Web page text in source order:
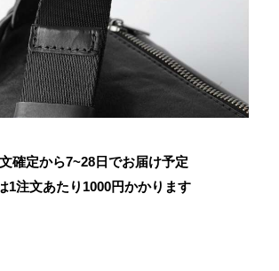
確定から7~28日でお届け予定
1注文あたり 1000円かかります